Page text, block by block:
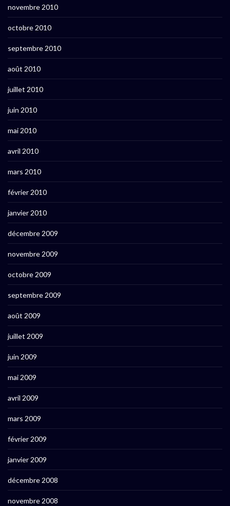
novembre 2010
octobre 2010
septembre 2010
août 2010
juillet 2010
juin 2010
mai 2010
avril 2010
mars 2010
février 2010
janvier 2010
décembre 2009
novembre 2009
octobre 2009
septembre 2009
août 2009
juillet 2009
juin 2009
mai 2009
avril 2009
mars 2009
février 2009
janvier 2009
décembre 2008
novembre 2008